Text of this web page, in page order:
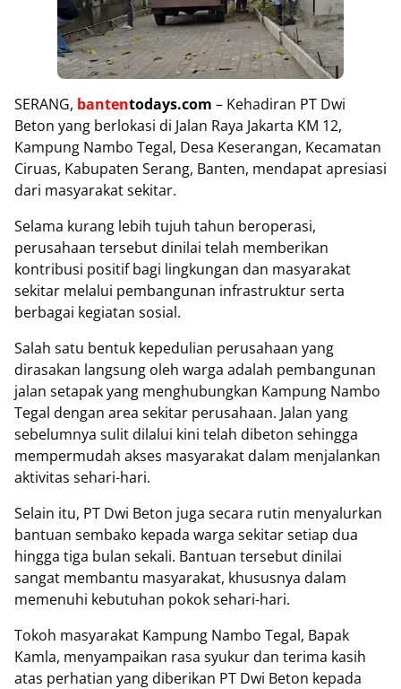
SERANG, bantentodays.com – Kehadiran PT Dwi
Beton yang berlokasi di Jalan Raya Jakarta KM 12,
Kampung Nambo Tegal, Desa Keserangan, Kecamatan
Ciruas, Kabupaten Serang, Banten, mendapat apresiasi
dari masyarakat sekitar.
Selama kurang lebih tujuh tahun beroperasi,
perusahaan tersebut dinilai telah memberikan
kontribusi positif bagi lingkungan dan masyarakat
sekitar melalui pembangunan infrastruktur serta
berbagai kegiatan sosial.
Salah satu bentuk kepedulian perusahaan yang
dirasakan langsung oleh warga adalah pembangunan
jalan setapak yang menghubungkan Kampung Nambo
Tegal dengan area sekitar perusahaan. Jalan yang
sebelumnya sulit dilalui kini telah dibeton sehingga
mempermudah akses masyarakat dalam menjalankan
aktivitas sehari-hari.
Selain itu, PT Dwi Beton juga secara rutin menyalurkan
bantuan sembako kepada warga sekitar setiap dua
hingga tiga bulan sekali. Bantuan tersebut dinilai
sangat membantu masyarakat, khususnya dalam
memenuhi kebutuhan pokok sehari-hari.
Tokoh masyarakat Kampung Nambo Tegal, Bapak
Kamla, menyampaikan rasa syukur dan terima kasih
atas perhatian yang diberikan PT Dwi Beton kepada